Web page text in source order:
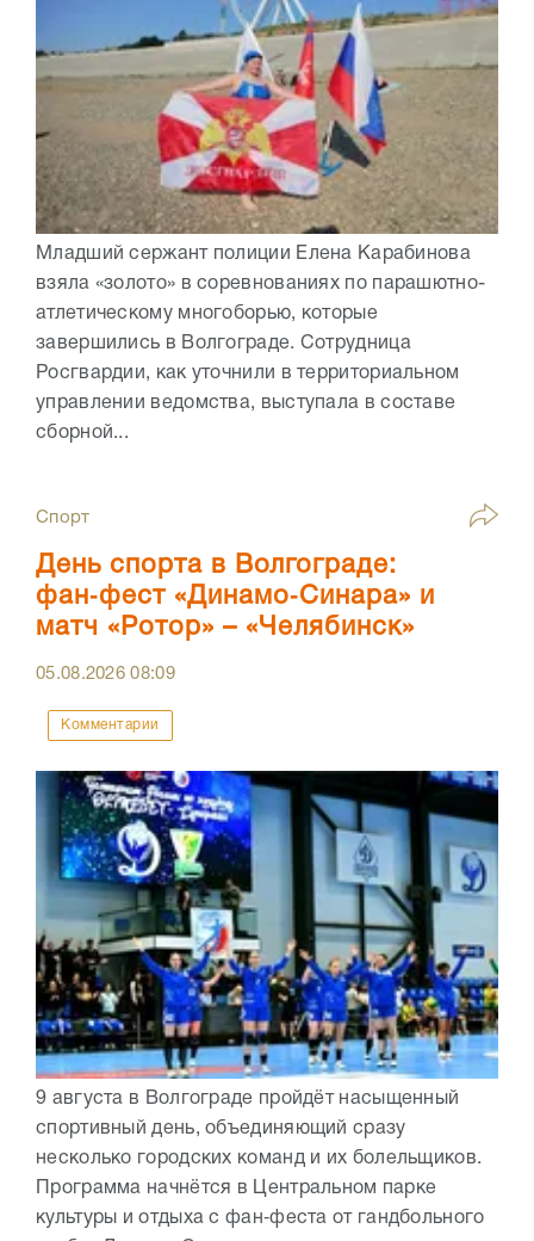
Младший сержант полиции Елена Карабинова
взяла «золото» в соревнованиях по парашютно-
атлетическому многоборью, которые
завершились в Волгограде. Сотрудница
Росгвардии, как уточнили в территориальном
управлении ведомства, выступала в составе
сборной...
Спорт
День спорта в Волгограде:
фан‑фест «Динамо‑Синара» и
матч «Ротор» – «Челябинск»
05.08.202608:09
Комментарии
9 августа в Волгограде пройдёт насыщенный
спортивный день, объединяющий сразу
несколько городских команд и их болельщиков.
Программа начнётся в Центральном парке
культуры и отдыха с фан‑феста от гандбольного